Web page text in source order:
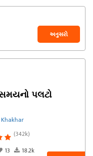
અનુસરો
પલટો
Khakhar
(342k)
13 18.2k